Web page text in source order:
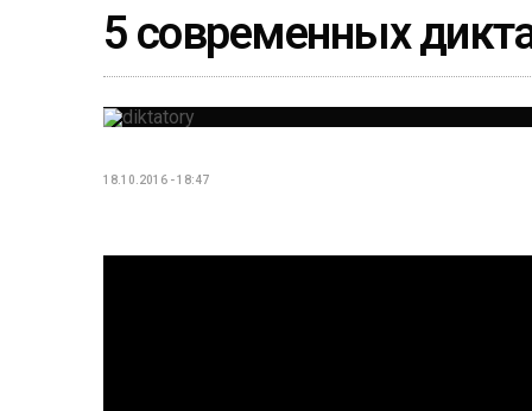
5 современных
18.10.2016 - 18:47